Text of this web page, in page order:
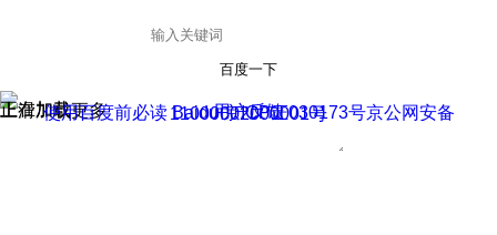
百度一下
正在加载
上滑加载更多 用户反馈
使用百度前必读 Baidu 京ICP证030173号
京公网安备11000002000001号